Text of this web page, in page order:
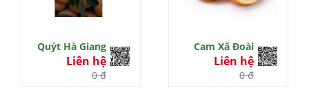
Quýt Hà Giang
Liên hệ
0 đ
Cam Xã Đoài
Liên hệ
0 đ